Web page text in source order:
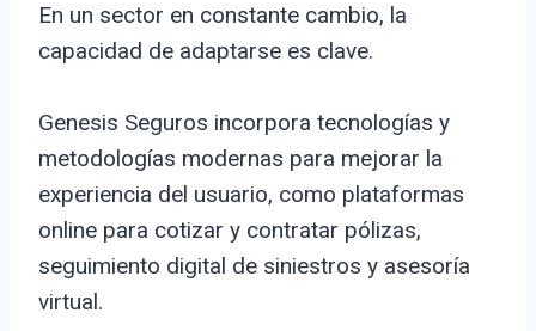
En un sector en constante cambio, la
capacidad de adaptarse es clave.
Genesis Seguros incorpora tecnologías y
metodologías modernas para mejorar la
experiencia del usuario, como plataformas
online para cotizar y contratar pólizas,
seguimiento digital de siniestros y asesoría
virtual.